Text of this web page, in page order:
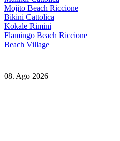
Mojito Beach Riccione
Bikini Cattolica
Kokale Rimini
Flamingo Beach Riccione
Beach Village
08. Ago 2026